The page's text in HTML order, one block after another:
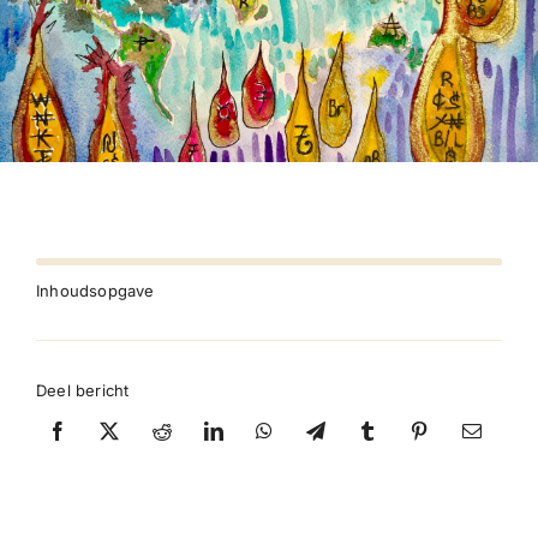
Inhoudsopgave
Deel bericht